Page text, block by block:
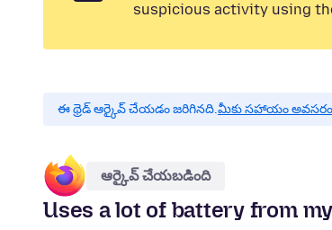
suspicious activity using
ఈ థ్రెడ్ ఆర్కైవ్ చేయడం జరిగినది.మీకు సహాయం అవసరం
ఆర్కైవ్ చేయబడింది
Uses a lot of battery from